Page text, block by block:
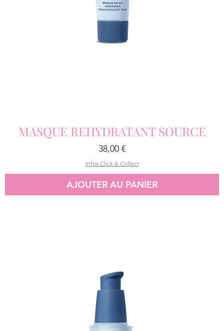
MASQUE REHYDRATANT SOURCE
Prix
38,00 €
Infos Click & Collect
AJOUTER AU PANIER